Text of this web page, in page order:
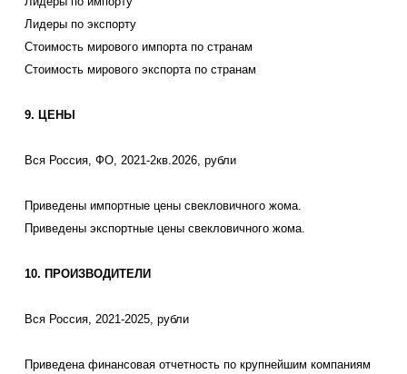
Лидеры по экспорту
Стоимость мирового импорта по странам
Стоимость мирового экспорта по странам
9. ЦЕНЫ
Вся Россия, ФО, 2021-2кв.2026, рубли
Приведены импортные цены свекловичного жома.
Приведены экспортные цены свекловичного жома.
10. ПРОИЗВОДИТЕЛИ
Вся Россия, 2021-2025, рубли
Приведена финансовая отчетность по крупнейшим компаниям